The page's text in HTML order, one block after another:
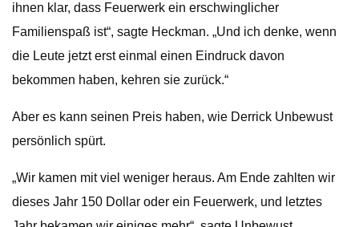
ihnen klar, dass Feuerwerk ein erschwinglicher
Familienspaß ist“, sagte Heckman. „Und ich denke, wenn
die Leute jetzt erst einmal einen Eindruck davon
bekommen haben, kehren sie zurück.“
Aber es kann seinen Preis haben, wie Derrick Unbewust
persönlich spürt.
„Wir kamen mit viel weniger heraus. Am Ende zahlten wir
dieses Jahr 150 Dollar oder ein Feuerwerk, und letztes